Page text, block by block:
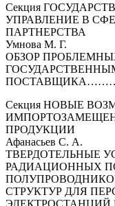
Секция
УПРАВЛЕНИЕ В
ПАРТНЕРСТВА
Умнова М. Г.
ОБЗОР
Секция НОВЫЕ
ПРОДУКЦИИ
Афанасьев С. А.
ТВЕРДОТЕЛЬНЫЕ
РАДИАЦИОННЫХ
СТРУКТУР ДЛЯ
ЭЛЕКТРОСТАНЦИЙ